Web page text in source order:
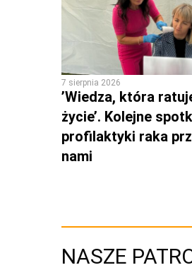
7 sierpnia 2026
’Wiedza, która
życie’. Kolejne
profilaktyki raka
nami
NASZE